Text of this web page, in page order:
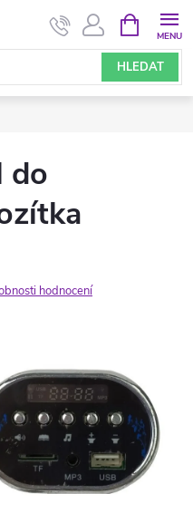
HLEDAT
NÁKUPNÍ
KOŠÍK
do
hodnocení